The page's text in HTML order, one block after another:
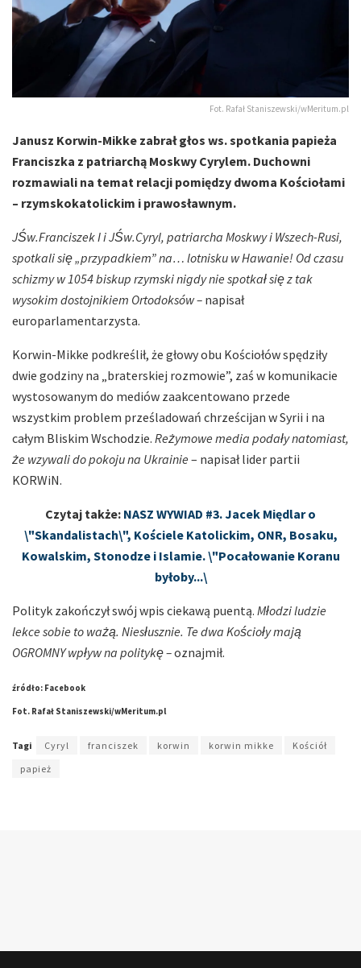
Fot. Rafał Staniszewski/wMeritum.pl
Janusz Korwin-Mikke zabrał głos ws. spotkania papieża
Franciszka z patriarchą Moskwy Cyrylem. Duchowni
rozmawiali na temat relacji pomiędzy dwoma Kościołami
– rzymskokatolickim i prawosławnym.
JŚw.Franciszek I i JŚw.Cyryl, patriarcha Moskwy i Wszech-Rusi,
spotkali się „przypadkiem” na… lotnisku w Hawanie! Od czasu
schizmy w 1054 biskup rzymski nigdy nie spotkał się z tak
wysokim dostojnikiem Ortodoksów – napisał
europarlamentarzysta.
Korwin-Mikke podkreślił, że głowy obu Kościołów spędziły
dwie godziny na „braterskiej rozmowie”, zaś w komunikacie
wystosowanym do mediów zaakcentowano przede
wszystkim problem prześladowań chrześcijan w Syrii i na
całym Bliskim Wschodzie. Reżymowe media podały natomiast,
że wzywali do pokoju na Ukrainie – napisał lider partii
KORWiN.
Czytaj także: NASZ WYWIAD #3. Jacek Międlar o
\"Skandalistach\", Kościele Katolickim, ONR, Bosaku,
Kowalskim, Stonodze i Islamie. \"Pocałowanie Koranu
byłoby...\
Polityk zakończył swój wpis ciekawą puentą. Młodzi ludzie
lekce sobie to ważą. Niesłusznie. Te dwa Kościoły mają
OGROMNY wpływ na politykę –oznajmił.
źródło: Facebook
Fot. Rafał Staniszewski/wMeritum.pl
Tagi Cyryl franciszek korwin korwin mikke
Kościół
papież